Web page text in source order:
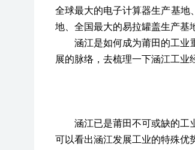
全球最大的电子计算器生产基地
地、全国最大的易拉罐盖生产基
涵江是如何成为莆田的工业
展的脉络，去梳理一下涵江工业
涵江已是莆田不可或缺的工
可以看出涵江发展工业的特殊优